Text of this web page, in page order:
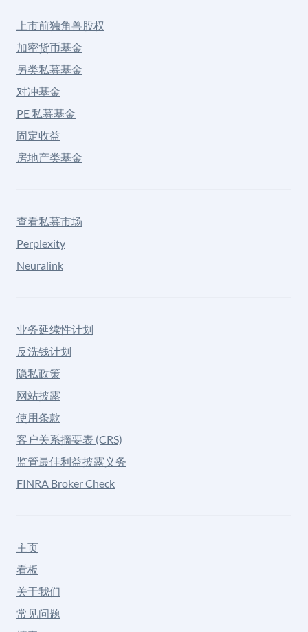
上市前独角兽股权
加密货币基金
另类私募基金
对冲基金
PE 私募基金
固定收益
房地产类基金
查看私募市场
Perplexity
Neuralink
业务延续性计划
反洗钱计划
隐私政策
网站披露
使用条款
客户关系摘要表 (CRS)
监管最佳利益披露义务
FINRA Broker Check
主页
看板
关于我们
常见问题